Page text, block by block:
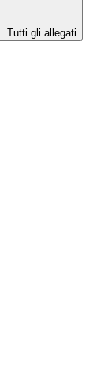
Tutti gli allegati